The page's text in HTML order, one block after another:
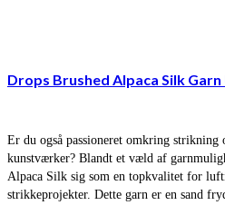
Drops Brushed Alpaca Silk
Er du også passioneret omkring strikning
kunstværker? Blandt et væld af
Alpaca Silk sig som en topkvalitet for
strikkeprojekter. Dette garn er en sand